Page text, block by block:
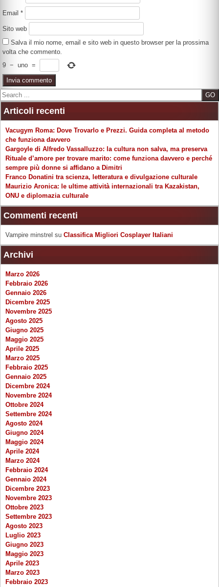
Email*
Sito web
Salva il mio nome, email e sito web in questo browser per la prossima
volta che commento.
9 − uno =
Search
Articoli recenti
Vacugym Roma: Dove Trovarlo e Prezzi. Guida completa al metodo
che funziona davvero
Gargoyle di Alfredo Vassalluzzo: la cultura non salva, ma preserva
Rituale d’amore per trovare marito: come funziona davvero e perché
sempre più donne si affidano a Dimitri
Franco Donatini tra scienza, letteratura e divulgazione culturale
Maurizio Aronica: le ultime attività internazionali tra Kazakistan,
ONU e diplomazia culturale
Commenti recenti
Vampire minstrel su Classifica Migliori Cosplayer Italiani
Archivi
Marzo 2026
Febbraio 2026
Gennaio 2026
Dicembre 2025
Novembre 2025
Agosto 2025
Giugno 2025
Maggio 2025
Aprile 2025
Marzo 2025
Febbraio 2025
Gennaio 2025
Dicembre 2024
Novembre 2024
Ottobre 2024
Settembre 2024
Agosto 2024
Giugno 2024
Maggio 2024
Aprile 2024
Marzo 2024
Febbraio 2024
Gennaio 2024
Dicembre 2023
Novembre 2023
Ottobre 2023
Settembre 2023
Agosto 2023
Luglio 2023
Giugno 2023
Maggio 2023
Aprile 2023
Marzo 2023
Febbraio 2023